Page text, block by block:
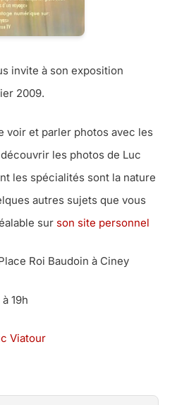
invite à son exposition
2009.
voir et parler photos avec les
les photos de Luc
les spécialités sont la nature
autres sujets que vous
sur son site personnel
Roi Baudoin à Ciney
19h
Viatour